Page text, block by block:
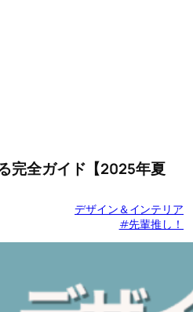
完全ガイド【2025年夏
デザイン＆インテリア
#先輩推し！